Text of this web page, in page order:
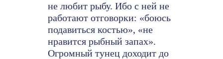
не любит рыбу. Ибо с ней не
работают отговорки: «боюсь
подавиться костью», «не
нравится рыбный запах».
Огромный тунец доходит до